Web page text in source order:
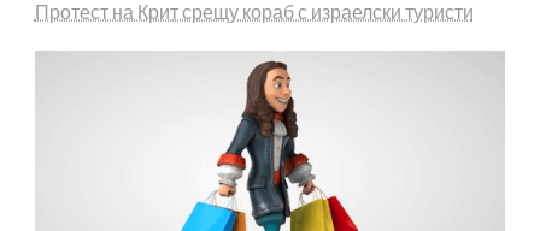
Протест на Крит срещу кораб с израелски туристи